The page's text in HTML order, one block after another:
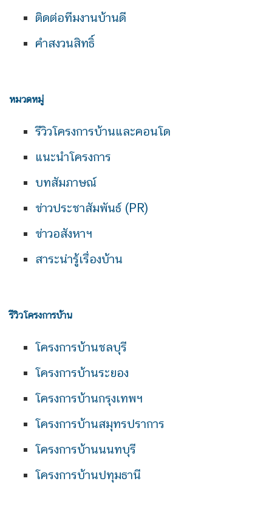
ติดต่อทีมงานบ้านดี
คำสงวนสิทธิ์
หมวดหมู่
รีวิวโครงการบ้านและคอนโด
แนะนำโครงการ
บทสัมภาษณ์
ข่าวประชาสัมพันธ์ (PR)
ข่าวอสังหาฯ
สาระน่ารู้เรื่องบ้าน
รีวิวโครงการบ้าน
โครงการบ้านชลบุรี
โครงการบ้านระยอง
โครงการบ้านกรุงเทพฯ
โครงการบ้านสมุทรปราการ
โครงการบ้านนนทบุรี
โครงการบ้านปทุมธานี